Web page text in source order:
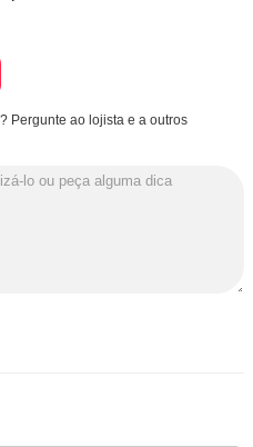
Pergunte ao lojista e a outros